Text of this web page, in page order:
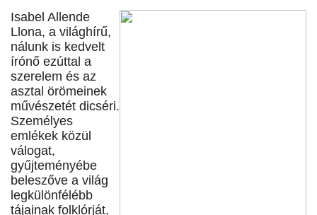
Isabel Allende
Llona, a világhírű,
nálunk is kedvelt
írónő ezúttal a
szerelem és az
asztal örömeinek
művészetét dicséri.
Személyes
emlékek közül
válogat,
gyűjteményébe
beleszőve a világ
legkülönfélébb
tájainak folklórját,